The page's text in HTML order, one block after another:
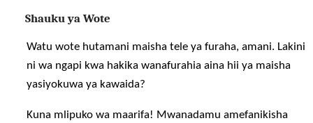
Shauku ya Wote
Watu wote hutamani maisha tele ya furaha, amani. Lakini
ni wa ngapi kwa hakika wanafurahia aina hii ya maisha
yasiyokuwa ya kawaida?
Kuna mlipuko wa maarifa! Mwanadamu amefanikisha